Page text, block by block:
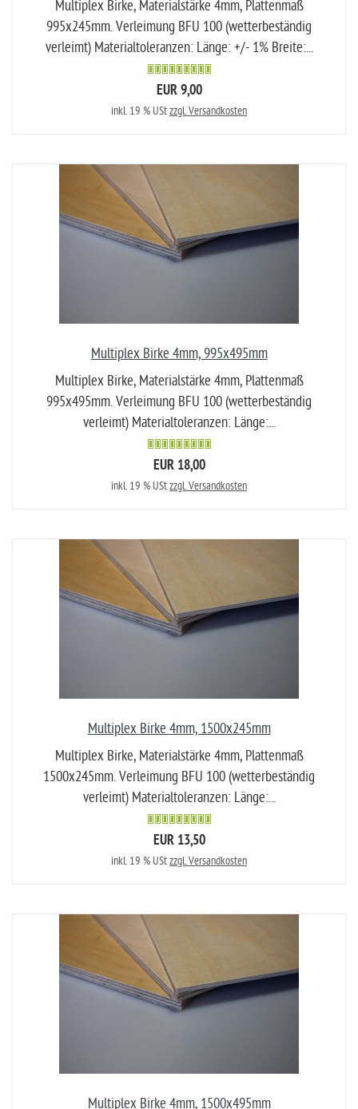
Multiplex Birke, Materialstärke 4mm, Plattenmaß
995x245mm. Verleimung BFU 100 (wetterbeständig
verleimt) Materialtoleranzen: Länge: +/- 1% Breite:...
EUR 9,00
inkl. 19 % UStzzgl. Versandkosten
Multiplex Birke 4mm, 995x495mm
Multiplex Birke, Materialstärke 4mm, Plattenmaß
995x495mm. Verleimung BFU 100 (wetterbeständig
verleimt) Materialtoleranzen: Länge:...
EUR 18,00
inkl. 19 % UStzzgl. Versandkosten
Multiplex Birke 4mm, 1500x245mm
Multiplex Birke, Materialstärke 4mm, Plattenmaß
1500x245mm. Verleimung BFU 100 (wetterbeständig
verleimt) Materialtoleranzen: Länge:...
EUR 13,50
inkl. 19 % UStzzgl. Versandkosten
Multiplex Birke 4mm, 1500x495mm